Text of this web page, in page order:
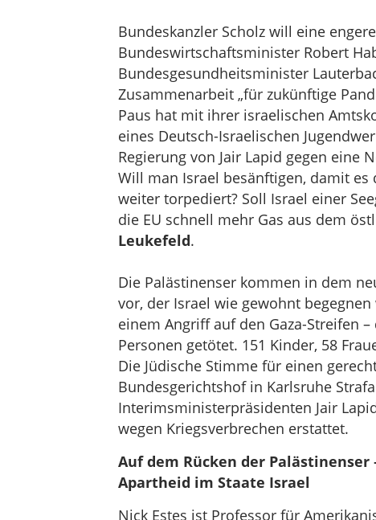
Bundeskanzler Scholz will eine
Bundeswirtschaftsminister Robert
Bundesgesundheitsminister
Zusammenarbeit „für zukünftige
Paus hat mit ihrer israelischen
eines Deutsch-Israelischen
Regierung von Jair Lapid gegen eine
Will man Israel besänftigen, damit
weiter torpediert? Soll Israel einer
die EU schnell mehr Gas aus dem
Leukefeld.
Die Palästinenser kommen in dem
vor, der Israel wie gewohnt
einem Angriff auf den Gaza-Streifen
Personen getötet. 151 Kinder, 58
Die Jüdische Stimme für einen
Bundesgerichtshof in Karlsruhe
Interimsministerpräsidenten Jair
wegen Kriegsverbrechen erstattet.
Auf dem Rücken der
Apartheid im Staate Israel
Nick Estes ist Professor für